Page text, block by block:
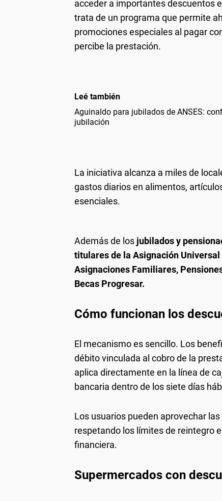
acceder a importantes descuentos
trata de un programa que permite
promociones especiales al pagar
percibe la prestación.
Leé también
Aguinaldo para jubilados de ANSES:
jubilación
La iniciativa alcanza a miles de
gastos diarios en alimentos,
esenciales.
Además de los jubilados y
titulares de la Asignación Universal
Asignaciones Familiares,
Becas Progresar.
Cómo funcionan los
El mecanismo es sencillo. Los
débito vinculada al cobro de la
aplica directamente en la línea de
bancaria dentro de los siete días
Los usuarios pueden aprovechar
respetando los límites de reintegro
financiera.
Supermercados con